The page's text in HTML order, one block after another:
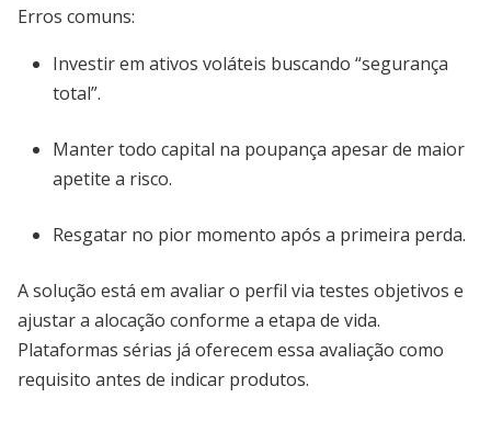
Erros comuns:
Investir em ativos voláteis buscando “segurança
total”.
Manter todo capital na poupança apesar de maior
apetite a risco.
Resgatar no pior momento após a primeira perda.
A solução está em avaliar o perfil via testes objetivos e
ajustar a alocação conforme a etapa de vida.
Plataformas sérias já oferecem essa avaliação como
requisito antes de indicar produtos.